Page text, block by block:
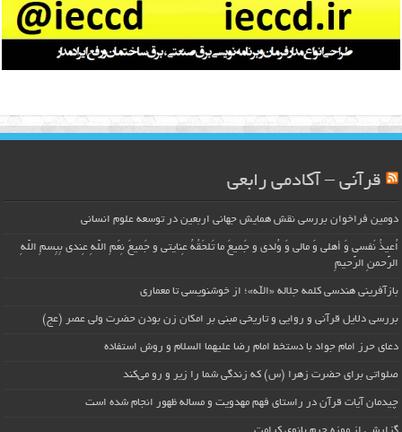
قرآنی – آکادمی رابعی
دومین فراخوان بررسی نقش همایش جهانی اربعین در توسعه علوم انسانی
اُعیذُ نَفسی وَ أهلی وَ مالی وَ وُلدی و جَمیعَ ما تَلحَقُهُ عِنایتی و جَمیعَ نِعَمِ اللّهِ عِندی بِبِسمِ اللّهِ
الرَّحمنِ الرَّحیمِ
بازآفرینی هندسی کلمه جلاله «الله»؛ از خوشنویسی تا معماری
بررسی دلایل قرآنی و روایی و تاریخی مبنی بر امکان زن بودن حضرت ولی عصر (عج)
دعای حرز امام جواد با دستخط امام رضا علیهما السلام و روش استفاده
صلواتی برای حضرت زهرا (س) که زندگی شما را زیر و رو می‌کند
چیدمان آیات قرآن در راستای فهم مهدویت و مساله ظهور انجام شده است